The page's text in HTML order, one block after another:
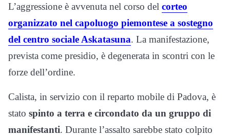
L’aggressione è avvenuta nel corso del corteo
organizzato nel capoluogo piemontese a sostegno
del centro sociale Askatasuna. La manifestazione,
prevista come presidio, è degenerata in scontri con le
forze dell’ordine.
Calista, in servizio con il reparto mobile di Padova, è
stato spinto a terra e circondato da un gruppo di
manifestanti. Durante l’assalto sarebbe stato colpito